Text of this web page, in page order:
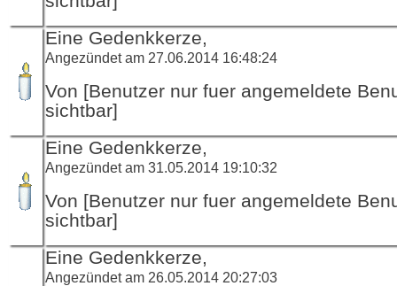
Eine Gedenkkerze,
Angezündet am 27.06.2014 16:48:24
Von [Benutzer nur fuer angemeldete
sichtbar]
Eine Gedenkkerze,
Angezündet am 31.05.2014 19:10:32
Von [Benutzer nur fuer angemeldete
sichtbar]
Eine Gedenkkerze,
Angezündet am 26.05.2014 20:27:03